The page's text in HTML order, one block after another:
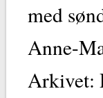
med
Anne-
Arkivet: